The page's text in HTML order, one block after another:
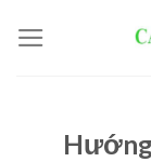
to